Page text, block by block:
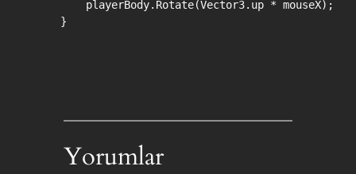
        playerBody.Rotate(Vector3.up * mouseX);
Yorumlar